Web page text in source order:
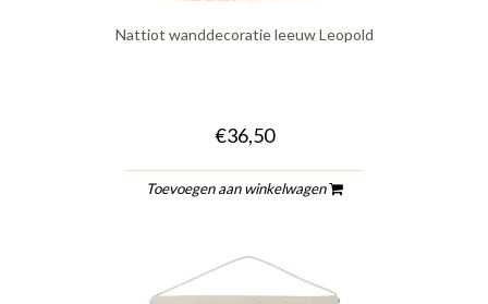
Nattiot wanddecoratie leeuw Leopold
€36,50
Toevoegen aan winkelwagen